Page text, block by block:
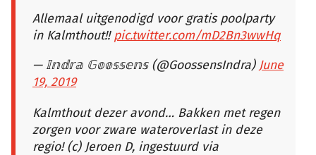
Allemaal uitgenodigd voor gratis poolparty
in Kalmthout!!pic.twitter.com/mD2Bn3wwHq
— 𝕀𝕟𝕕𝕣𝕒 𝔾𝕠𝕠𝕤𝕤𝕖𝕟𝕤 (@GoossensIndra) June
19, 2019
Kalmthout dezer avond… Bakken met regen
zorgen voor zware wateroverlast in deze
regio! (c) Jeroen D, ingestuurd via